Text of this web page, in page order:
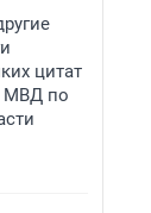
цитат
МВД по